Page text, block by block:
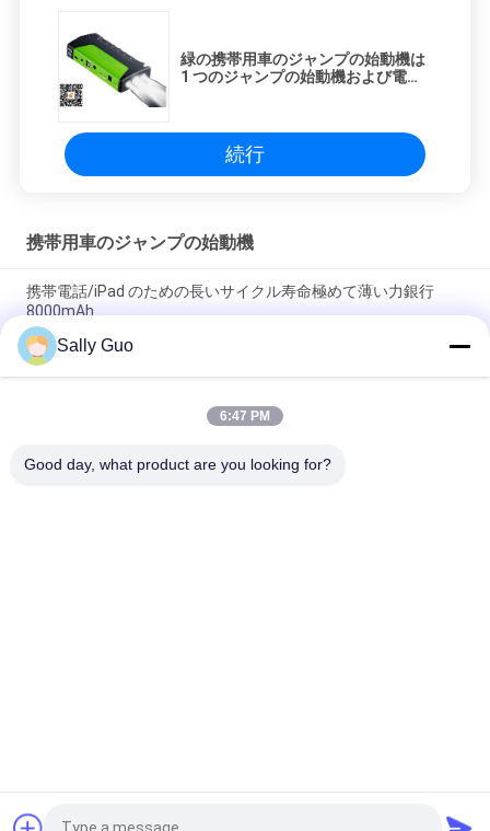
緑の携帯用車のジャンプの始動機は
1 つのジャンプの始動機および電源
続行
携帯用車のジャンプの始動機
携帯電話/iPad のための長いサイクル寿命極めて薄い力銀行
8000mAh
小型タイプ 12v 29.6Wh の外的な電池銀行、車のジャンパー機
能力銀行
速い充満3600mahリチウム電池式車のジャンプの始動機12V
Sally Guo
6:47 PM
Good day, what product are you looking for?